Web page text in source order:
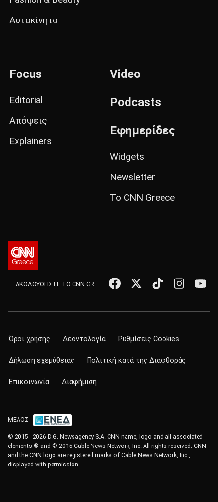
Αυτοκίνητο
Focus
Editorial
Απόψεις
Explainers
Video
Podcasts
Εφημερίδες
Widgets
Newsletter
Το CNN Greece
ΑΚΟΛΟΥΘΗΣΤΕ ΤΟ CNN.GR
Όροι χρήσης Δεοντολογία Ρυθμίσεις Cookies
Δήλωση εχεμύθειας Πολιτική κατά της Διαφθοράς
Επικοινωνία Διαφήμιση
ΜΕΛΟΣ
© 2015 - 2026 D.G. Newsagency S.A. CNN name, logo and all associated
elements ® and © 2015 Cable News Network, Inc. All rights reserved. CNN
and the CNN logo are registered marks of Cable News Network, Inc.,
displayed with permission